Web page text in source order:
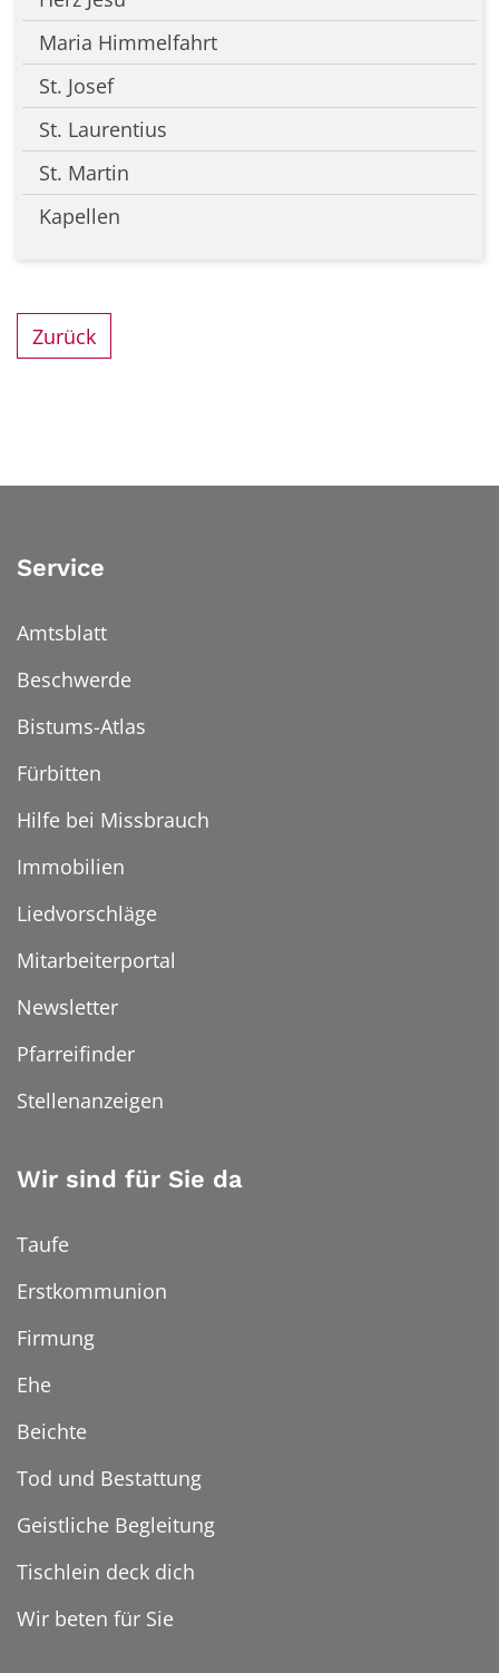
Maria Himmelfahrt
St. Josef
St. Laurentius
St. Martin
Kapellen
Zurück
Service
Amtsblatt
Beschwerde
Bistums-Atlas
Fürbitten
Hilfe bei Missbrauch
Immobilien
Liedvorschläge
Mitarbeiterportal
Newsletter
Pfarreifinder
Stellenanzeigen
Wir sind für Sie da
Taufe
Erstkommunion
Firmung
Ehe
Beichte
Tod und Bestattung
Geistliche Begleitung
Tischlein deck dich
Wir beten für Sie